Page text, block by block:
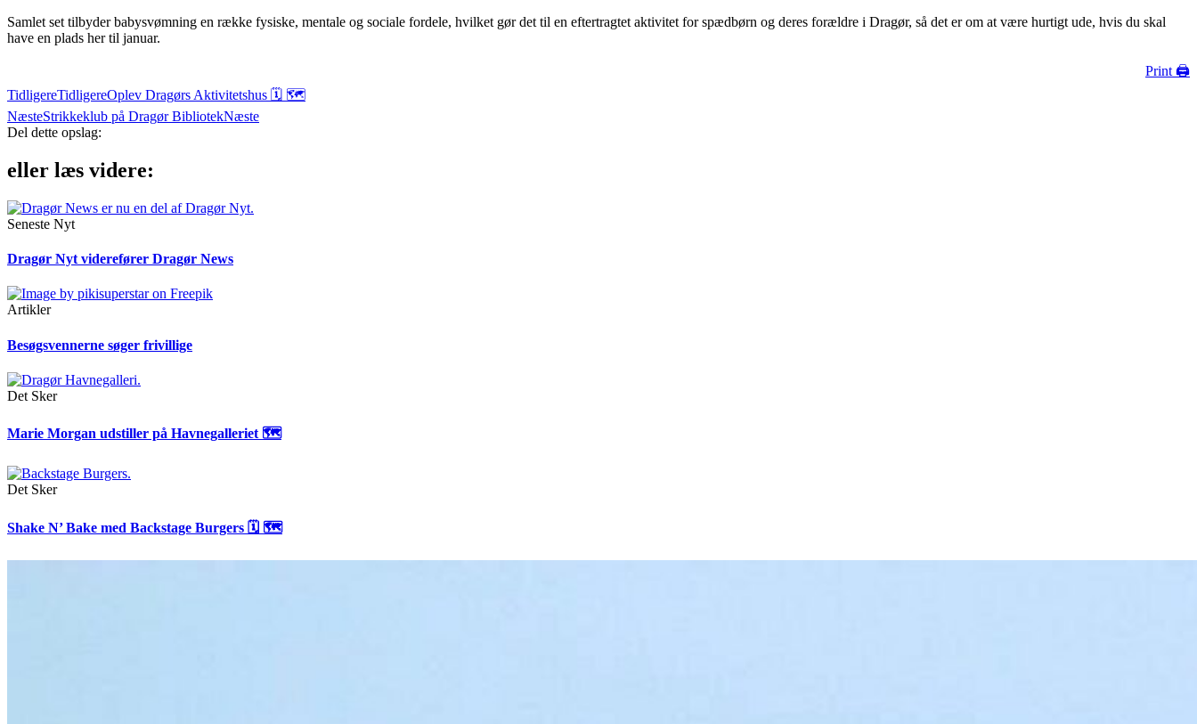
Samlet set tilbyder babysvømning en række fysiske, mentale og sociale fordele, hvilket gør det til en eftertragtet aktivitet for spædbørn og deres forældre i Dragør, så det er om at være hurtigt ude, hvis du skal
have en plads her til januar.
Print 🖨
TidligereTidligereOplev Dragørs Aktivitetshus 🗓 🗺
NæsteStrikkeklub på Dragør BibliotekNæste
Del dette opslag:
eller læs videre:
Seneste Nyt
Dragør Nyt viderefører Dragør News
Artikler
Besøgsvennerne søger frivillige
Det Sker
Marie Morgan udstiller på Havnegalleriet 🗺
Det Sker
Shake N’ Bake med Backstage Burgers 🗓 🗺